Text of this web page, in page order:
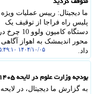
ما دیجیتال: رییس عملیات ویژه
پلیس راه فراجا از توقیف یک
دستگاه کامیون ولوو 10 چرخ در
محور اندیمشک به اهواز آگاهی
داد.
۱۴۰۴/۱۰/۰۵ ۱۵:۴۹:۱۰
بودجه وزارت علوم در لایحه ۱۴۰۵
به گزارش ما دیجیتال، در لایحه